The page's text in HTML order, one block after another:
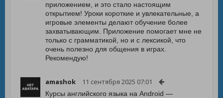
приложением, и это стало настоящим
открытием! Уроки короткие и увлекательные, а
игровые элементы делают обучение более
захватывающим. Приложение помогает мне не
только с грамматикой, но и с лексикой, что
очень полезно для общения в играх.
Рекомендую!
amashok 11 сентября 2025 07:01
Курсы английского языка на Android —